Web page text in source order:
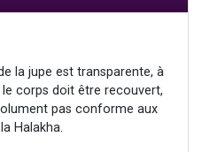
la jupe est transparente, à
corps doit être recouvert,
pas conforme aux
Halakha.